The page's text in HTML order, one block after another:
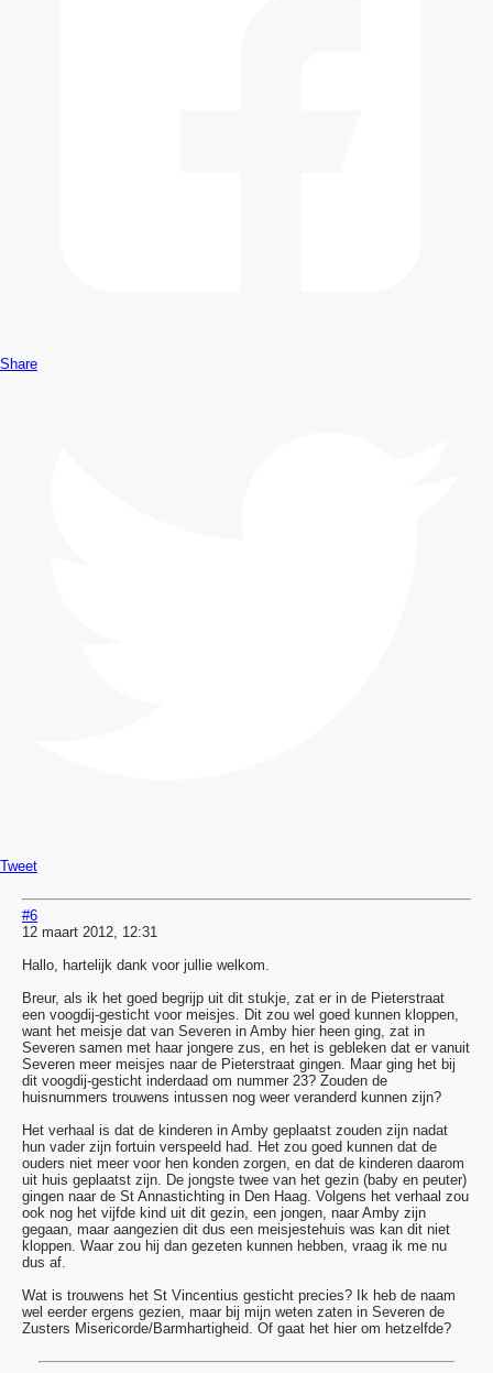
Share
Tweet
#6
12 maart 2012, 12:31
Hallo, hartelijk dank voor jullie welkom.
Breur, als ik het goed begrijp uit dit stukje, zat er in de Pieterstraat
een voogdij-gesticht voor meisjes. Dit zou wel goed kunnen kloppen,
want het meisje dat van Severen in Amby hier heen ging, zat in
Severen samen met haar jongere zus, en het is gebleken dat er vanuit
Severen meer meisjes naar de Pieterstraat gingen. Maar ging het bij
dit voogdij-gesticht inderdaad om nummer 23? Zouden de
huisnummers trouwens intussen nog weer veranderd kunnen zijn?
Het verhaal is dat de kinderen in Amby geplaatst zouden zijn nadat
hun vader zijn fortuin verspeeld had. Het zou goed kunnen dat de
ouders niet meer voor hen konden zorgen, en dat de kinderen daarom
uit huis geplaatst zijn. De jongste twee van het gezin (baby en peuter)
gingen naar de St Annastichting in Den Haag. Volgens het verhaal zou
ook nog het vijfde kind uit dit gezin, een jongen, naar Amby zijn
gegaan, maar aangezien dit dus een meisjestehuis was kan dit niet
kloppen. Waar zou hij dan gezeten kunnen hebben, vraag ik me nu
dus af.
Wat is trouwens het St Vincentius gesticht precies? Ik heb de naam
wel eerder ergens gezien, maar bij mijn weten zaten in Severen de
Zusters Misericorde/Barmhartigheid. Of gaat het hier om hetzelfde?